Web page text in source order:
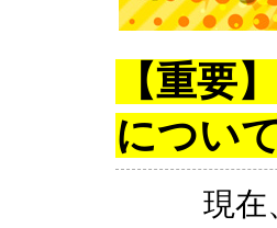
【重要
について
現在